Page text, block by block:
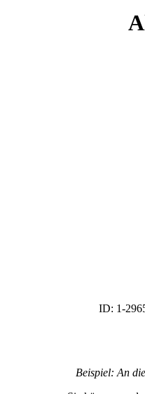
ID: 1-
Beispiel: An